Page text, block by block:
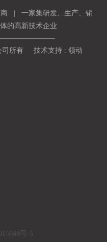
商 | 一家集研发、生产、销
的高新技术企业
司所有 技术支持 : 领动
号-5